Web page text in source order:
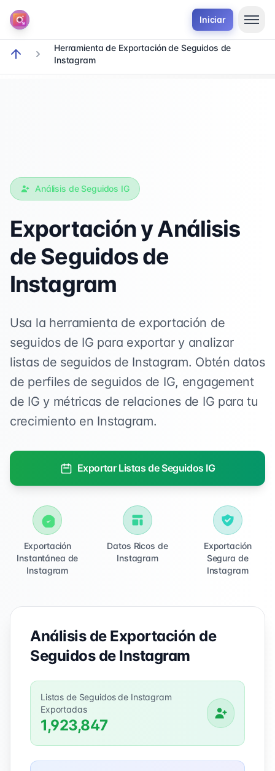
Iniciar
breadcrumb.home
Herramienta de Exportación de Seguidos de
Instagram
Análisis de Seguidos IG
Exportación y Análisis
de Seguidos de
Instagram
Usa la herramienta de exportación de
seguidos de IG para exportar y analizar
listas de seguidos de Instagram. Obtén datos
de perfiles de seguidos de IG, engagement
de IG y métricas de relaciones de IG para tu
crecimiento en Instagram.
Exportar Listas de Seguidos IG
Exportación
Instantánea de
Instagram
Datos Ricos de
Instagram
Exportación
Segura de
Instagram
Análisis de Exportación de
Seguidos de Instagram
Listas de Seguidos de Instagram
Exportadas
1,923,847